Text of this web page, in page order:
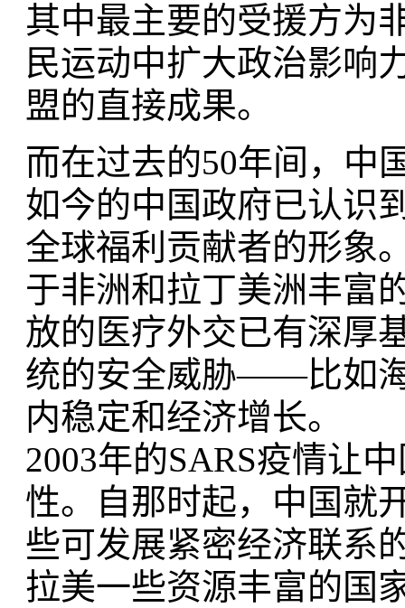
其中最主要的受援方为
民运动中扩大政治影响
盟的直接成果。
而在过去的50年间，中
如今的中国政府已认识
全球福利贡献者的形象
于非洲和拉丁美洲丰富
放的医疗外交已有深厚
统的安全威胁——比如
内稳定和经济增长。
2003年的SARS疫情让
性。自那时起，中国就
些可发展紧密经济联系
拉美一些资源丰富的国